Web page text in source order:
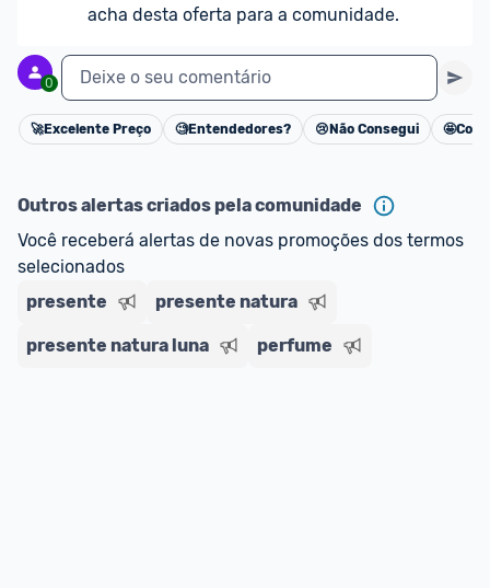
acha desta oferta para a comunidade.
0 Deixe o seu comentário
Cancelar
🚀Excelente Preço 🧐Entendedores? 😢 Não Consegui 🤩
Outros alertas criados pela comunidade
Você receberá alertas de novas promoções dos termos
selecionados
presente
presente natura
presente natura luna perfume